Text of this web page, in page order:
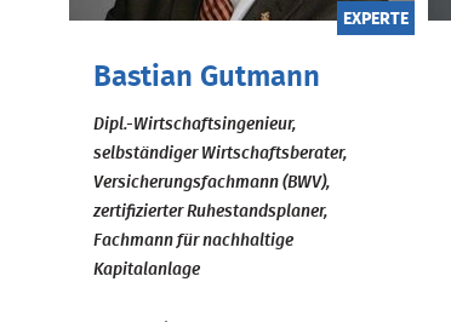
EXPERTE
Bastian Gutmann
Dipl.-Wirtschaftsingenieur,
selbständiger Wirtschaftsberater,
Versicherungsfachmann (BWV),
zertifizierter Ruhestandsplaner,
Fachmann für nachhaltige
Kapitalanlage